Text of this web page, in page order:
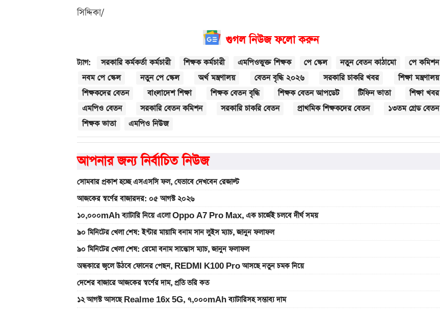
সিদ্দিকা/
গুগল নিউজ ফলো করুন
ট্যাগ: সরকারি কর্মকর্তা কর্মচারী শিক্ষক কর্মচারী এমপিওভুক্ত শিক্ষক পে স্কেল নতুন বেতন কাঠামো
পে কমিশন
নবম পে স্কেল
নতুন পে স্কেল অর্থ মন্ত্রণালয় বেতন বৃদ্ধি ২০২৬ সরকারি চাকরি খবর
শিক্ষা মন্ত্রণালয়
শিক্ষকদের বেতন
বাংলাদেশ শিক্ষা শিক্ষক বেতন বৃদ্ধি শিক্ষক বেতন আপডেট টিফিন ভাতা
শিক্ষা খবর
এমপিও বেতন
সরকারি বেতন কমিশন সরকারি চাকরি বেতন প্রাথমিক শিক্ষকদের বেতন
১৩তম গ্রেড বেতন
শিক্ষক ভাতা
এমপিও নিউজ
আপনার জন্য নির্বাচিত নিউজ
সোমবার প্রকাশ হচ্ছে এসএসসি ফল, যেভাবে দেখবেন রেজাল্ট
আজকের স্বর্ণের বাজারদর: ০৫ আগস্ট ২০২৬
১০,০০০mAh ব্যাটারি নিয়ে এলো Oppo A7 Pro Max, এক চার্জেই চলবে দীর্ঘ সময়
৯০ মিনিটের খেলা শেষ: ইন্টার মায়ামি বনাম সান লুইস ম্যাচ, জানুন ফলাফল
৯০ মিনিটের খেলা শেষ: রেমো বনাম সান্তোস ম্যাচ, জানুন ফলাফল
অন্ধকারে জ্বলে উঠবে ফোনের পেছন, REDMI K100 Pro আসছে নতুন চমক নিয়ে
দেশের বাজারে আজকের স্বর্ণের দাম, প্রতি ভরি কত
১২ আগস্ট আসছে Realme 16x 5G, ৭,০০০mAh ব্যাটারিসহ সম্ভাব্য দাম